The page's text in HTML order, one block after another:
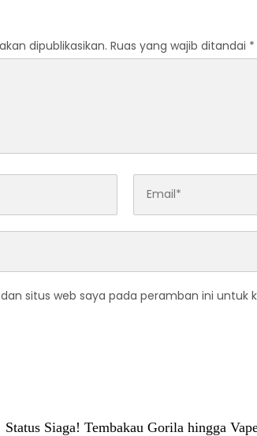
dipublikasikan. Ruas yang wajib ditandai *
situs web saya pada peramban ini untuk
‎Status Siaga! Tembakau Gorila hingga